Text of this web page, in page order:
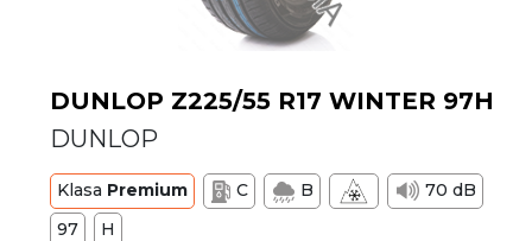
DUNLOP Z225/55 R17 WINTER 97H
DUNLOP
Klasa Premium C B
70 dB
97
H